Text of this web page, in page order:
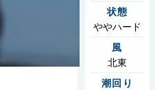
状態
ややハード
風
北東
潮回り